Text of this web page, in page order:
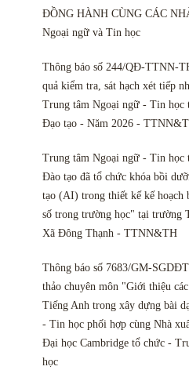
ĐỒNG HÀNH CÙNG CÁC
Ngoại ngữ và Tin học
Thông báo số 244/QĐ-TTNN-
quả kiểm tra, sát hạch xét tiếp
Trung tâm Ngoại ngữ - Tin học
Đạo tạo - Năm 2026 -
Trung tâm Ngoại ngữ - Tin học
Đào tạo đã tổ chức khóa bồi
tạo (AI) trong thiết kế kế hoạch
số trong trường học" tại trường
Xã Đông Thạnh - TTNN&TH
Thông báo số 7683/GM-
thảo chuyên môn "Giới thiệu
Tiếng Anh trong xây dựng bài
- Tin học phối hợp cùng Nhà
Đại học Cambridge tổ chức -
học